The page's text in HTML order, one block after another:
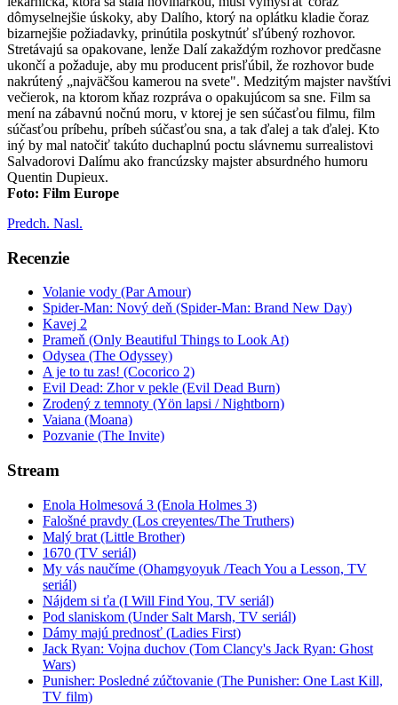
dômyselnejšie úskoky, aby Dalího, ktorý na oplátku kladie čoraz
bizarnejšie požiadavky, prinútila poskytnúť sľúbený rozhovor.
Stretávajú sa opakovane, lenže Dalí zakaždým rozhovor predčasne
ukončí a požaduje, aby mu producent prisľúbil, že rozhovor bude
nakrútený „najväčšou kamerou na svete". Medzitým majster navštívi
večierok, na ktorom kňaz rozpráva o opakujúcom sa sne. Film sa
mení na zábavnú nočnú moru, v ktorej je sen súčasťou filmu, film
súčasťou príbehu, príbeh súčasťou sna, a tak ďalej a tak ďalej. Kto
iný by mal natočiť takúto duchaplnú poctu slávnemu surrealistovi
Salvadorovi Dalímu ako francúzsky majster absurdného humoru
Quentin Dupieux.
Foto: Film Europe
Predch. Nasl.
Recenzie
Volanie vody (Par Amour)
Spider-Man: Nový deň (Spider-Man: Brand New Day)
Kavej 2
Prameň (Only Beautiful Things to Look At)
Odysea (The Odyssey)
A je to tu zas! (Cocorico 2)
Evil Dead: Zhor v pekle (Evil Dead Burn)
Zrodený z temnoty (Yön lapsi / Nightborn)
Vaiana (Moana)
Pozvanie (The Invite)
Stream
Enola Holmesová 3 (Enola Holmes 3)
Falošné pravdy (Los creyentes/The Truthers)
Malý brat (Little Brother)
1670 (TV seriál)
My vás naučíme (Ohamgyoyuk /Teach You a Lesson, TV
seriál)
Nájdem si ťa (I Will Find You, TV seriál)
Pod slaniskom (Under Salt Marsh, TV seriál)
Dámy majú prednosť (Ladies First)
Jack Ryan: Vojna duchov (Tom Clancy's Jack Ryan: Ghost
Wars)
Punisher: Posledné zúčtovanie (The Punisher: One Last Kill,
TV film)